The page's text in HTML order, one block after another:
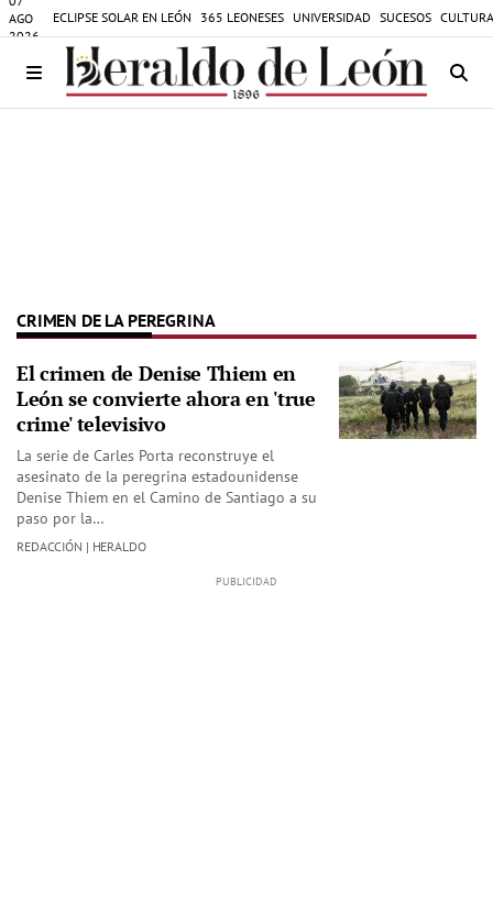
AGO
2026
ECLIPSE SOLAR EN LEÓN 365 LEONESES UNIVERSIDAD SUCESOS
CRIMEN DE LA PEREGRINA
El crimen de Denise Thiem en
León se convierte ahora en 'true
crime' televisivo
La serie de Carles Porta reconstruye el
asesinato de la peregrina estadounidense
Denise Thiem en el Camino de Santiago a su
paso por la…
REDACCIÓN | HERALDO